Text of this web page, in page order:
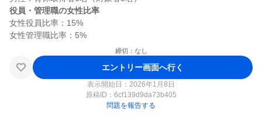
役員・管理職の女性比率
女性役員比率：15%
締切：なし
エントリー画面へ行く
表示開始日：2026年1月8日
原稿ID： 6cf139d9da73b405
問題を報告する